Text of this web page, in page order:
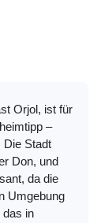
Orjol, ist für
–
Die Stadt
Don, und
da die
Umgebung
das in